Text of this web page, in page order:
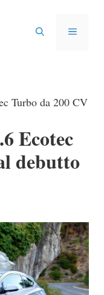
MENU
Turbo da 200 CV
Ecotec
debutto